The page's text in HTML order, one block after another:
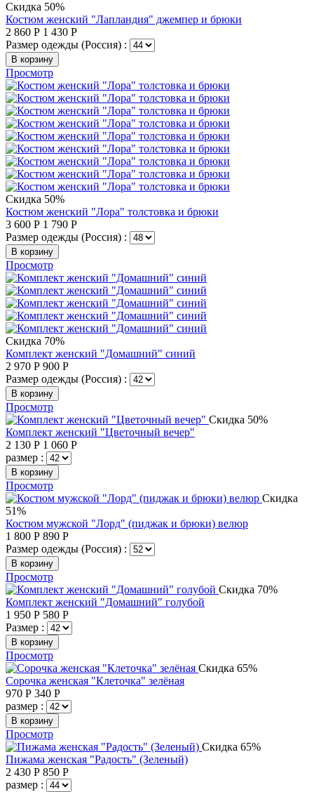
Скидка 50%
Костюм женский "Лапландия" джемпер и брюки
2 860 Р 1 430 Р
Размер одежды (Россия) :
В корзину
Просмотр
Скидка 50%
Костюм женский "Лора" толстовка и брюки
3 600 Р 1 790 Р
Размер одежды (Россия) :
В корзину
Просмотр
Скидка 70%
Комплект женский "Домашний" синий
2 970 Р 900 Р
Размер одежды (Россия) :
В корзину
Просмотр
Скидка 50%
Комплект женский "Цветочный вечер"
2 130 Р 1 060 Р
размер :
В корзину
Просмотр
Скидка
51%
Костюм мужской "Лорд" (пиджак и брюки) велюр
1 800 Р 890 Р
Размер одежды (Россия) :
В корзину
Просмотр
Скидка 70%
Комплект женский "Домашний" голубой
1 950 Р 580 Р
Размер :
В корзину
Просмотр
Скидка 65%
Сорочка женская "Клеточка" зелёная
970 Р 340 Р
размер :
В корзину
Просмотр
Скидка 65%
Пижама женская "Радость" (Зеленый)
2 430 Р 850 Р
размер :